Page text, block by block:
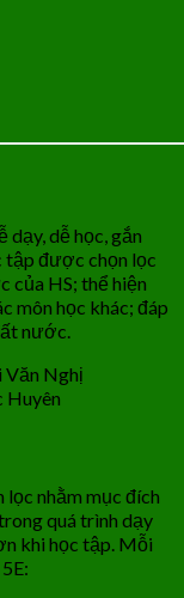
dễ học, gắn
tập được chọn lọc
của HS; thể hiện
môn học khác; đáp
nước.
Văn Nghị
Huyên
nhằm mục đích
quá trình dạy
khi học tập. Mỗi